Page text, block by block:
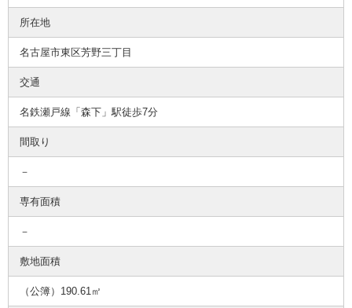
所在地
名古屋市東区芳野三丁目
交通
名鉄瀬戸線「森下」駅徒歩7分
間取り
－
専有面積
－
敷地面積
（公簿）190.61㎡